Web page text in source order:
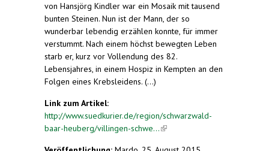
von Hansjörg Kindler war ein Mosaik mit tausend
bunten Steinen. Nun ist der Mann, der so
wunderbar lebendig erzählen konnte, für immer
verstummt. Nach einem höchst bewegten Leben
starb er, kurz vor Vollendung des 82.
Lebensjahres, in einem Hospiz in Kempten an den
Folgen eines Krebsleidens. (...)
Link zum Artikel:
http://www.suedkurier.de/region/schwarzwald-
baar-heuberg/villingen-schwe...(link is external)